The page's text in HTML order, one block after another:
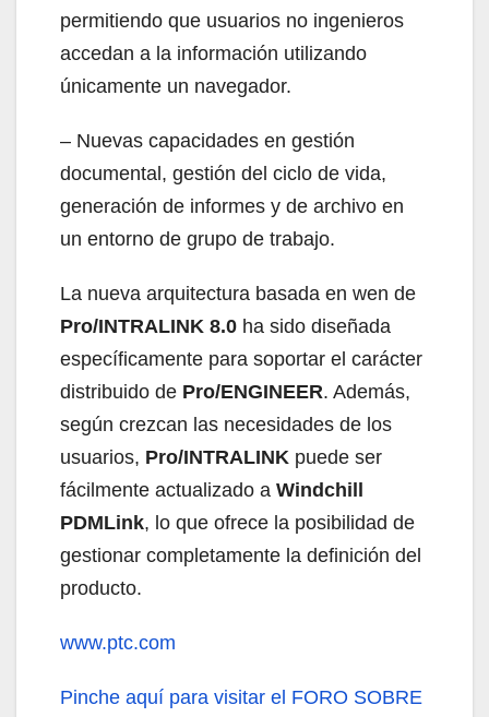
permitiendo que usuarios no ingenieros
accedan a la información utilizando
únicamente un navegador.
– Nuevas capacidades en gestión
documental, gestión del ciclo de vida,
generación de informes y de archivo en
un entorno de grupo de trabajo.
La nueva arquitectura basada en wen de
Pro/INTRALINK 8.0 ha sido diseñada
específicamente para soportar el carácter
distribuido de Pro/ENGINEER. Además,
según crezcan las necesidades de los
usuarios, Pro/INTRALINK puede ser
fácilmente actualizado a Windchill
PDMLink, lo que ofrece la posibilidad de
gestionar completamente la definición del
producto.
www.ptc.com
Pinche aquí para visitar el FORO SOBRE